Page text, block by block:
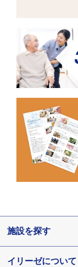
施設を探す
東京都
イリーゼについて